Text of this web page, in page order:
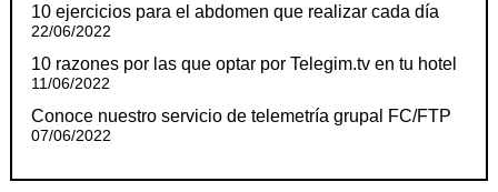
10 ejercicios para el abdomen que realizar cada día
22/06/2022
10 razones por las que optar por Telegim.tv en tu hotel
11/06/2022
Conoce nuestro servicio de telemetría grupal FC/FTP
07/06/2022